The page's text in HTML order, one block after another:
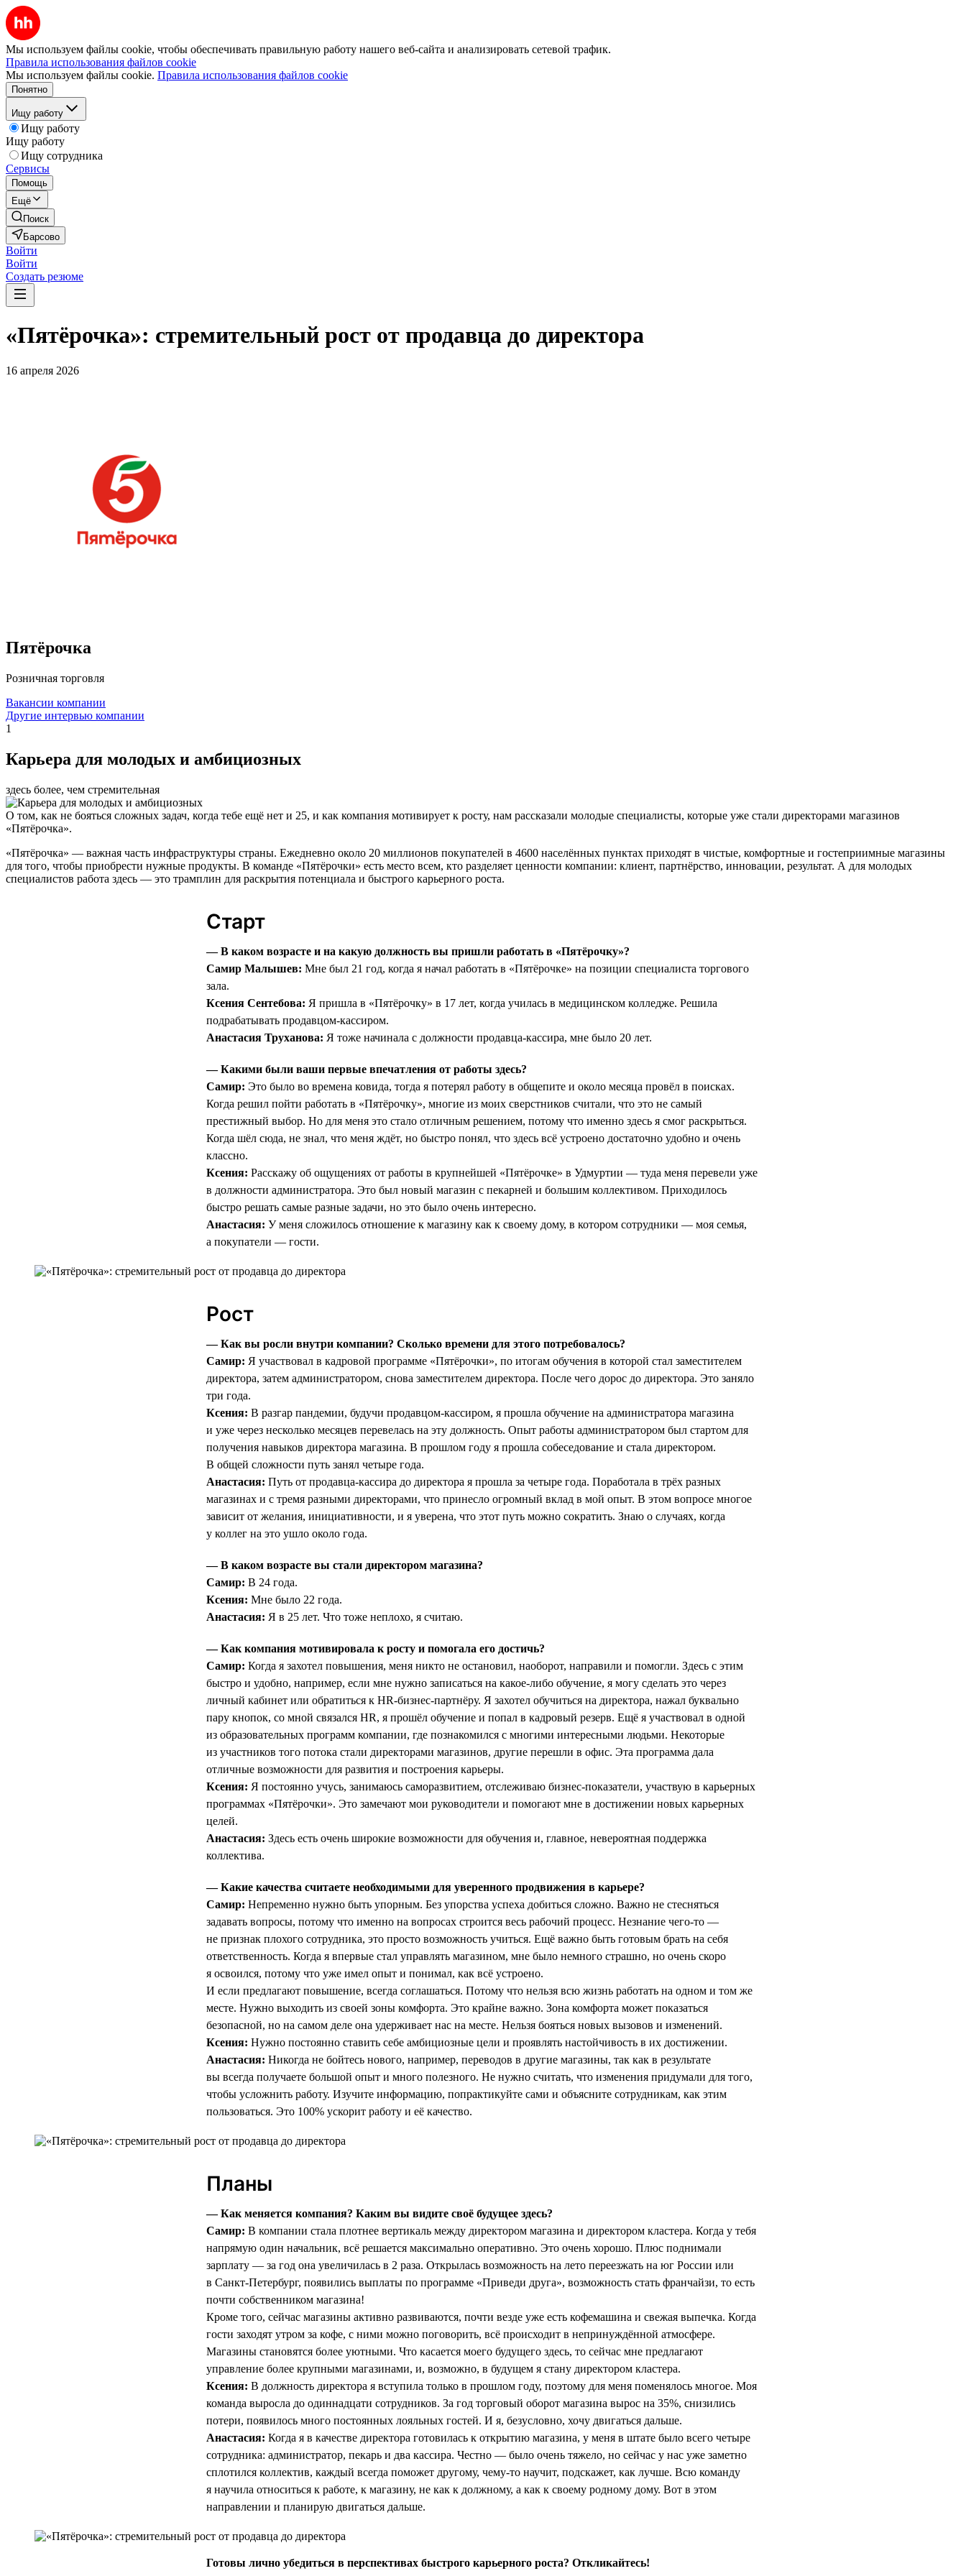
Мы используем файлы cookie, чтобы обеспечивать правильную работу нашего веб-сайта и анализировать сетевой трафик.
Правила использования файлов cookie
Мы используем файлы cookie. Правила использования файлов cookie
Понятно
Ищу работу
Ищу работу
Ищу работу
Ищу сотрудника
Сервисы
Помощь
Ещё
Поиск
Барсово
Войти
Войти
Создать резюме
«Пятёрочка»: стремительный рост от продавца до директора
16 апреля 2026
Пятёрочка
Розничная торговля
Вакансии компании
Другие интервью компании
1
Карьера для молодых и амбициозных
здесь более, чем стремительная
О том, как не бояться сложных задач, когда тебе ещё нет и 25, и как компания мотивирует к росту, нам рассказали молодые специалисты, которые уже стали директорами магазинов
«Пятёрочка».
«Пятёрочка» — важная часть инфраструктуры страны. Ежедневно около 20 миллионов покупателей в 4600 населённых пунктах приходят в чистые, комфортные и гостеприимные магазины
для того, чтобы приобрести нужные продукты. В команде «Пятёрочки» есть место всем, кто разделяет ценности компании: клиент, партнёрство, инновации, результат. А для молодых
специалистов работа здесь — это трамплин для раскрытия потенциала и быстрого карьерного роста.
Старт
— В каком возрасте и на какую должность вы пришли работать в «Пятёрочку»?
Самир Малышев: Мне был 21 год, когда я начал работать в «Пятёрочке» на позиции специалиста торгового
зала.
Ксения Сентебова: Я пришла в «Пятёрочку» в 17 лет, когда училась в медицинском колледже. Решила
подрабатывать продавцом-кассиром.
Анастасия Труханова: Я тоже начинала с должности продавца-кассира, мне было 20 лет.
— Какими были ваши первые впечатления от работы здесь?
Самир: Это было во времена ковида, тогда я потерял работу в общепите и около месяца провёл в поисках.
Когда решил пойти работать в «Пятёрочку», многие из моих сверстников считали, что это не самый
престижный выбор. Но для меня это стало отличным решением, потому что именно здесь я смог раскрыться.
Когда шёл сюда, не знал, что меня ждёт, но быстро понял, что здесь всё устроено достаточно удобно и очень
классно.
Ксения: Расскажу об ощущениях от работы в крупнейшей «Пятёрочке» в Удмуртии — туда меня перевели уже
в должности администратора. Это был новый магазин с пекарней и большим коллективом. Приходилось
быстро решать самые разные задачи, но это было очень интересно.
Анастасия: У меня сложилось отношение к магазину как к своему дому, в котором сотрудники — моя семья,
а покупатели — гости.
Рост
— Как вы росли внутри компании? Сколько времени для этого потребовалось?
Самир: Я участвовал в кадровой программе «Пятёрочки», по итогам обучения в которой стал заместителем
директора, затем администратором, снова заместителем директора. После чего дорос до директора. Это заняло
три года.
Ксения: В разгар пандемии, будучи продавцом-кассиром, я прошла обучение на администратора магазина
и уже через несколько месяцев перевелась на эту должность. Опыт работы администратором был стартом для
получения навыков директора магазина. В прошлом году я прошла собеседование и стала директором.
В общей сложности путь занял четыре года.
Анастасия: Путь от продавца-кассира до директора я прошла за четыре года. Поработала в трёх разных
магазинах и с тремя разными директорами, что принесло огромный вклад в мой опыт. В этом вопросе многое
зависит от желания, инициативности, и я уверена, что этот путь можно сократить. Знаю о случаях, когда
у коллег на это ушло около года.
— В каком возрасте вы стали директором магазина?
Самир: В 24 года.
Ксения: Мне было 22 года.
Анастасия: Я в 25 лет. Что тоже неплохо, я считаю.
— Как компания мотивировала к росту и помогала его достичь?
Самир: Когда я захотел повышения, меня никто не остановил, наоборот, направили и помогли. Здесь с этим
быстро и удобно, например, если мне нужно записаться на какое-либо обучение, я могу сделать это через
личный кабинет или обратиться к HR-бизнес-партнёру. Я захотел обучиться на директора, нажал буквально
пару кнопок, со мной связался HR, я прошёл обучение и попал в кадровый резерв. Ещё я участвовал в одной
из образовательных программ компании, где познакомился с многими интересными людьми. Некоторые
из участников того потока стали директорами магазинов, другие перешли в офис. Эта программа дала
отличные возможности для развития и построения карьеры.
Ксения: Я постоянно учусь, занимаюсь саморазвитием, отслеживаю бизнес-показатели, участвую в карьерных
программах «Пятёрочки». Это замечают мои руководители и помогают мне в достижении новых карьерных
целей.
Анастасия: Здесь есть очень широкие возможности для обучения и, главное, невероятная поддержка
коллектива.
— Какие качества считаете необходимыми для уверенного продвижения в карьере?
Самир: Непременно нужно быть упорным. Без упорства успеха добиться сложно. Важно не стесняться
задавать вопросы, потому что именно на вопросах строится весь рабочий процесс. Незнание чего-то —
не признак плохого сотрудника, это просто возможность учиться. Ещё важно быть готовым брать на себя
ответственность. Когда я впервые стал управлять магазином, мне было немного страшно, но очень скоро
я освоился, потому что уже имел опыт и понимал, как всё устроено.
И если предлагают повышение, всегда соглашаться. Потому что нельзя всю жизнь работать на одном и том же
месте. Нужно выходить из своей зоны комфорта. Это крайне важно. Зона комфорта может показаться
безопасной, но на самом деле она удерживает нас на месте. Нельзя бояться новых вызовов и изменений.
Ксения: Нужно постоянно ставить себе амбициозные цели и проявлять настойчивость в их достижении.
Анастасия: Никогда не бойтесь нового, например, переводов в другие магазины, так как в результате
вы всегда получаете большой опыт и много полезного. Не нужно считать, что изменения придумали для того,
чтобы усложнить работу. Изучите информацию, попрактикуйте сами и объясните сотрудникам, как этим
пользоваться. Это 100% ускорит работу и её качество.
Планы
— Как меняется компания? Каким вы видите своё будущее здесь?
Самир: В компании стала плотнее вертикаль между директором магазина и директором кластера. Когда у тебя
напрямую один начальник, всё решается максимально оперативно. Это очень хорошо. Плюс поднимали
зарплату — за год она увеличилась в 2 раза. Открылась возможность на лето переезжать на юг России или
в Санкт-Петербург, появились выплаты по программе «Приведи друга», возможность стать франчайзи, то есть
почти собственником магазина!
Кроме того, сейчас магазины активно развиваются, почти везде уже есть кофемашина и свежая выпечка. Когда
гости заходят утром за кофе, с ними можно поговорить, всё происходит в непринуждённой атмосфере.
Магазины становятся более уютными. Что касается моего будущего здесь, то сейчас мне предлагают
управление более крупными магазинами, и, возможно, в будущем я стану директором кластера.
Ксения: В должность директора я вступила только в прошлом году, поэтому для меня поменялось многое. Моя
команда выросла до одиннадцати сотрудников. За год торговый оборот магазина вырос на 35%, снизились
потери, появилось много постоянных лояльных гостей. И я, безусловно, хочу двигаться дальше.
Анастасия: Когда я в качестве директора готовилась к открытию магазина, у меня в штате было всего четыре
сотрудника: администратор, пекарь и два кассира. Честно — было очень тяжело, но сейчас у нас уже заметно
сплотился коллектив, каждый всегда поможет другому, чему-то научит, подскажет, как лучше. Всю команду
я научила относиться к работе, к магазину, не как к должному, а как к своему родному дому. Вот в этом
направлении и планирую двигаться дальше.
Готовы лично убедиться в перспективах быстрого карьерного роста? Откликайтесь!